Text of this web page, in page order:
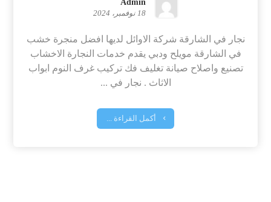
Admin
18 نوفمبر، 2024
نجار في الشارقة شركة الاوائل لديها افضل منجرة خشب
في الشارقة مويلح ودبي يقدم خدمات النجارة الاخشاب
تصنيع واصلاح صيانة تغليف فك تركيب غرف النوم ابواب
الاثاث . نجار في ...
أكمل القراءة ...